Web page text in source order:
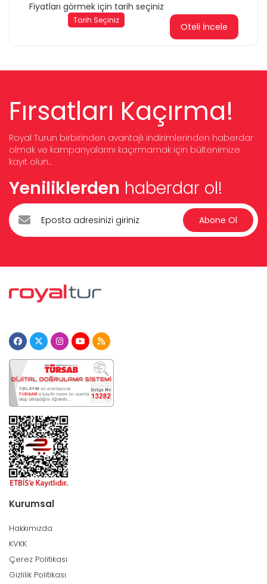
Fiyatları görmek için tarih seçiniz
Tarih Seçiniz
Oteli İncele
Fırsatları Kaçırma!
Royal Turun birbirinden avantajlı indirimlerinden haberdar
olmak ve kampanyalarını kaçırmamak için bültenimize
kayıt olun...
Yeniliklerden haberdar ol!
Abone Ol
Kurumsal
Hakkımızda
KVKK
Çerez Politikası
Gizlilik Politikası